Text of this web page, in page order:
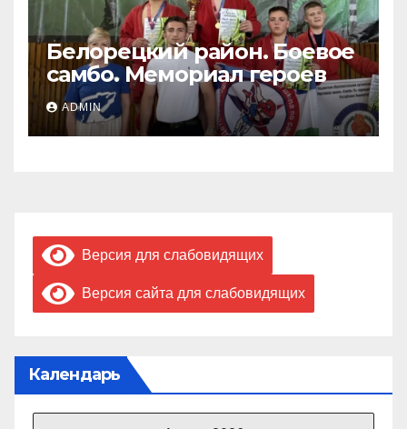
Белорецкий район. Боевое
самбо. Мемориал героев
ADMIN
Версия для слабовидящих
Версия сайта для слабовидящих
Календарь